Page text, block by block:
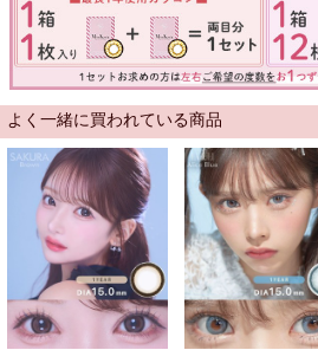
よく一緒に買われている商品